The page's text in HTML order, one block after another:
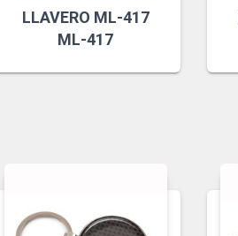
LLAVERO ML-417
ML-417